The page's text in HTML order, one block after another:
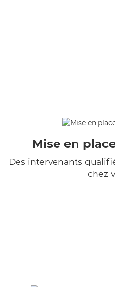
Mise en
Des intervenants
chez